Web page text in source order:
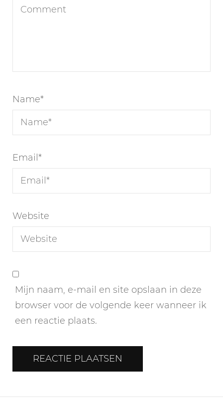
Name*
Email *
Website
Mijn naam, e-mail en site opslaan in deze
browser voor de volgende keer wanneer ik
een reactie plaats.